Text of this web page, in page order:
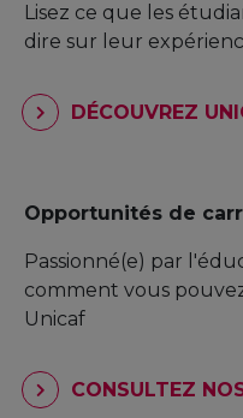
Lisez ce que les
dire sur leur
DÉCOUVREZ
Opportunités de
Passionné(e) par
comment vous
Unicaf
CONSULTEZ